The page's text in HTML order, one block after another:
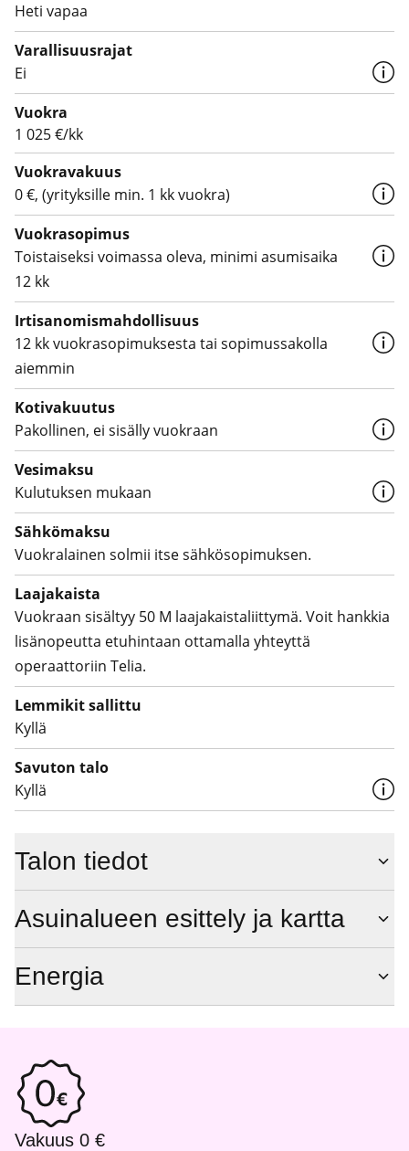
Heti vapaa
Varallisuusrajat
Ei
Vuokra
1 025 €/kk
Vuokravakuus
0 €, (yrityksille min. 1 kk vuokra)
Vuokrasopimus
Toistaiseksi voimassa oleva, minimi asumisaika
12 kk
Irtisanomis­mahdollisuus
12 kk vuokrasopimuksesta tai sopimussakolla
aiemmin
Kotivakuutus
Pakollinen, ei sisälly vuokraan
Vesimaksu
Kulutuksen mukaan
Sähkömaksu
Vuokralainen solmii itse sähkösopimuksen.
Laajakaista
Vuokraan sisältyy 50 M laajakaistaliittymä. Voit hankkia
lisänopeutta etuhintaan ottamalla yhteyttä
operaattoriin Telia.
Lemmikit sallittu
Kyllä
Savuton talo
Kyllä
Talon tiedot
Asuinalueen esittely ja kartta
Energia
Vakuus 0 €